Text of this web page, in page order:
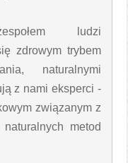
ludzi
zdrowym trybem
naturalnymi
z nami eksperci -
związanym z
metod